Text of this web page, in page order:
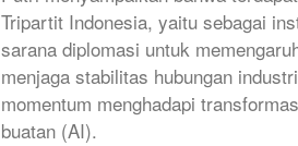
Tripartit Indonesia, yaitu sebagai
sarana diplomasi untuk
menjaga stabilitas hubungan
momentum menghadapi
buatan (AI).